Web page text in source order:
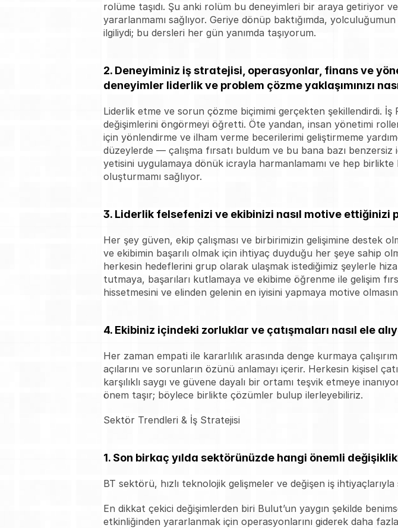
rolüme taşıdı. Şu anki rolüm bu deneyimleri bir araya getiriyor
yararlanmamı sağlıyor. Geriye dönüp baktığımda,
ilgiliydi; bu dersleri her gün yanımda taşıyorum.
2. Deneyiminiz iş stratejisi, operasyonlar, finans ve
deneyimler liderlik ve problem çözme yaklaşımınızı
Liderlik etme ve sorun çözme biçimimi gerçekten şekillendirdi.
değişimlerini öngörmeyi öğretti. Öte yandan, insan yönetimi
için yönlendirme ve ilham verme becerilerimi geliştirmeme
düzeylerde — çalışma fırsatı buldum ve bu bana bazı
yetisini uygulamaya dönük icrayla harmanlamamı ve hep birlikte
oluşturmamı sağlıyor.
3. Liderlik felsefenizi ve ekibinizi nasıl motive ettiğinizi
Her şey güven, ekip çalışması ve birbirimizin gelişimine destek
ve ekibimin başarılı olmak için ihtiyaç duyduğu her şeye sahip
herkesin hedeflerini grup olarak ulaşmak istediğimiz şeylerle
tutmaya, başarıları kutlamaya ve ekibime öğrenme ile gelişim
hissetmesini ve elinden gelenin en iyisini yapmaya motive
4. Ekibiniz içindeki zorluklar ve çatışmaları nasıl ele
Her zaman empati ile kararlılık arasında denge kurmaya
açılarını ve sorunların özünü anlamayı içerir. Herkesin kişisel
karşılıklı saygı ve güvene dayalı bir ortamı teşvik etmeye
önem taşır; böylece birlikte çözümler bulup ilerleyebiliriz.
Sektör Trendleri & İş Stratejisi
1. Son birkaç yılda sektörünüzde hangi önemli
BT sektörü, hızlı teknolojik gelişmeler ve değişen iş
En dikkat çekici değişimlerden biri Bulut’un yaygın şekilde
etkinliğinden yararlanmak için operasyonlarını giderek daha